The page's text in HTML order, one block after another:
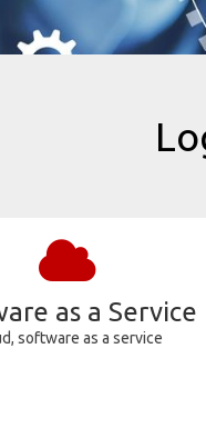
as a Service
software as a service